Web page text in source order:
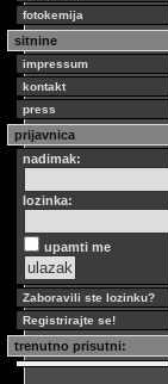
fotokemija
sitnine
impressum
kontakt
press
prijavnica
nadimak:
lozinka:
upamti me
Zaboravili ste lozinku?
Registrirajte se!
trenutno prisutni: